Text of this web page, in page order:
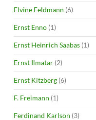
Elvine Feldmann (6)
Ernst Enno (1)
Ernst Heinrich Saabas (1)
Ernst Ilmatar (2)
Ernst Kitzberg (6)
F. Freimann (1)
Ferdinand Karlson (3)